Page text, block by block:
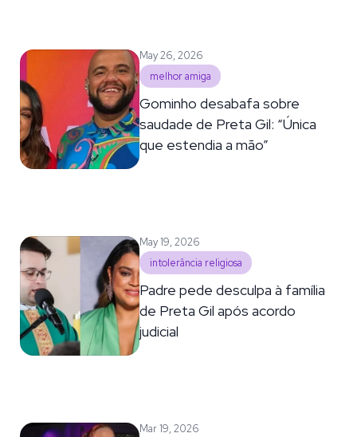
May 26, 2026
melhor amiga
Gominho desabafa sobre
saudade de Preta Gil: “Única
que estendia a mão”
May 19, 2026
intolerância religiosa
Padre pede desculpa à família
de Preta Gil após acordo
judicial
Mar 19, 2026